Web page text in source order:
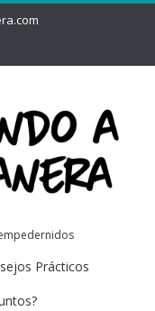
Prácticos